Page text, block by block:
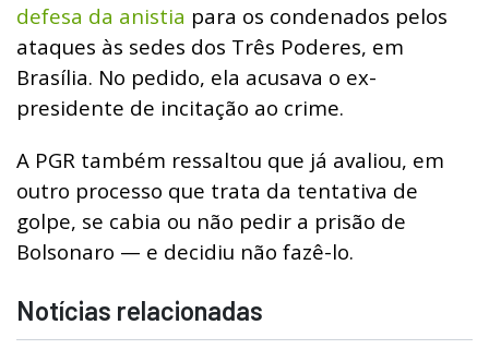
defesa da anistia para os condenados pelos
ataques às sedes dos Três Poderes, em
Brasília. No pedido, ela acusava o ex-
presidente de incitação ao crime.
A PGR também ressaltou que já avaliou, em
outro processo que trata da tentativa de
golpe, se cabia ou não pedir a prisão de
Bolsonaro — e decidiu não fazê-lo.
Notícias relacionadas